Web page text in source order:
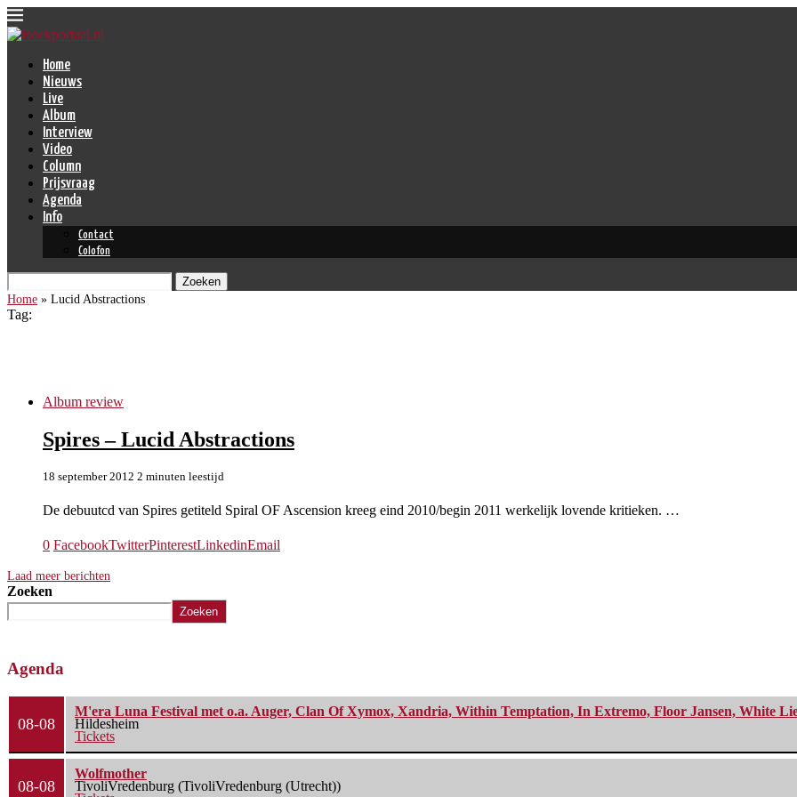
Home
Nieuws
Live
Album
Interview
Video
Column
Prijsvraag
Agenda
Info
Contact
Colofon
Zoeken
Home » Lucid Abstractions
Tag:
Album review
Spires – Lucid Abstractions
18 september 2012 2 minuten leestijd
De debuutcd van Spires getiteld Spiral OF Ascension kreeg eind 2010/begin 2011 werkelijk lovende kritieken. …
0 FacebookTwitterPinterestLinkedinEmail
Laad meer berichten
Zoeken
Zoeken
Agenda
08-08
M'era Luna Festival met o.a. Auger, Clan Of Xymox, Xandria, Within Temptation, In Extremo, Floor Jansen, White
Hildesheim
Tickets
08-08
Wolfmother
TivoliVredenburg (TivoliVredenburg (Utrecht))